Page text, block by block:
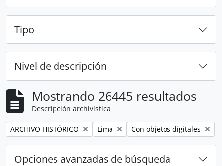
Tipo
Nivel de descripción
Mostrando 26445 resultados
Descripción archivística
Remove filter:
ARCHIVO HISTÓRICO Remove filter:
Lima Remove filter:
Con objetos digitales
Opciones avanzadas de búsqueda